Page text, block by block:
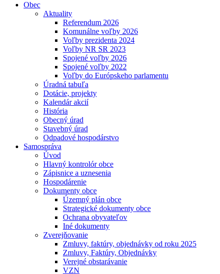
Obec
Aktuality
Referendum 2026
Komunálne voľby 2026
Voľby prezidenta 2024
Voľby NR SR 2023
Spojené voľby 2026
Spojené voľby 2022
Voľby do Európskeho parlamentu
Úradná tabuľa
Dotácie, projekty
Kalendár akcií
História
Obecný úrad
Stavebný úrad
Odpadové hospodárstvo
Samospráva
Úvod
Hlavný kontrolór obce
Zápisnice a uznesenia
Hospodárenie
Dokumenty obce
Územný plán obce
Strategické dokumenty obce
Ochrana obyvateľov
Iné dokumenty
Zverejňovanie
Zmluvy, faktúry, objednávky od roku 2025
Zmluvy, Faktúry, Objednávky
Verejné obstarávanie
VZN